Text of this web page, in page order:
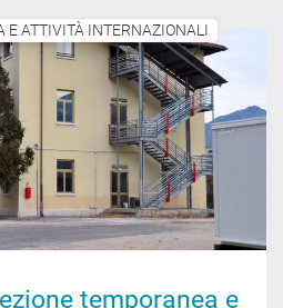
E ATTIVITÀ INTERNAZIONALI
temporanea e